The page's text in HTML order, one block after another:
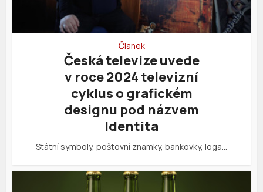
Článek
Česká televize uvede
v roce 2024 televizní
cyklus o grafickém
designu pod názvem
Identita
Státní symboly, poštovní známky, bankovky, loga…